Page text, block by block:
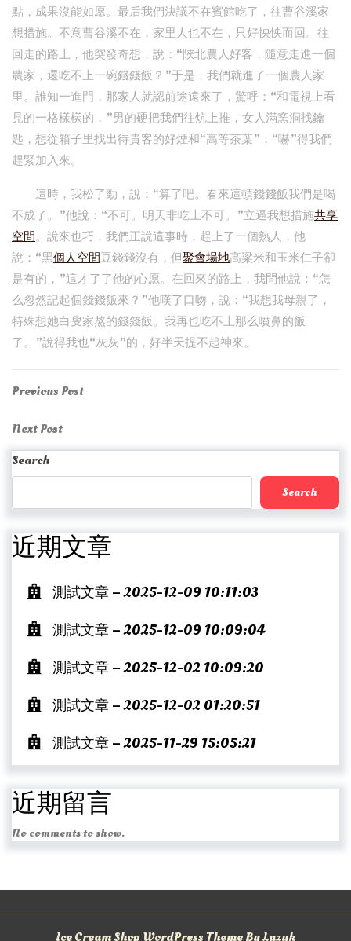
點，成果沒能如愿。最后我們決議不在賓館吃了，往曹谷溪家
想措施。不意曹谷溪不在，家里人也不在，只好怏怏而回。往
回走的路上，他突發奇想，說：“陜北農人好客，隨意走進一個
農家，還吃不上一碗錢錢飯？”于是，我們就進了一個農人家
里。誰知一進門，那家人就認前途遠來了，驚呼：“和電視上看
見的一格樣樣的，”男的硬把我們往炕上推，女人滿窯洞找鑰
匙，想從箱子里找出待貴客的好煙和“高等茶葉”，“嚇”得我們
趕緊加入來。
這時，我松了勁，說：“算了吧。看來這頓錢錢飯我們是喝
不成了。”他說：“不可。明天非吃上不可。”立逼我想措施共享
空間。說來也巧，我們正說這事時，趕上了一個熟人，他
說：“黑個人空間豆錢錢沒有，但聚會場地高粱米和玉米仁子卻
是有的，”這才了了他的心愿。在回來的路上，我問他說：“怎
么忽然記起個錢錢飯來？”他嘆了口吻，說：“我想我母親了，
特殊想她白叟家熬的錢錢飯。我再也吃不上那么噴鼻的飯
了。”說得我也“灰灰”的，好半天提不起神來。
Post
navigation
Previous
Previous Post
Next
Post
Next Post
Search
Search
近期文章
測試文章 – 2025-12-09 10:11:03
測試文章 – 2025-12-09 10:09:04
測試文章 – 2025-12-02 10:09:20
測試文章 – 2025-12-02 01:20:51
測試文章 – 2025-11-29 15:05:21
近期留言
No comments to show.
Ice Cream Shop WordPress Theme By Luzuk